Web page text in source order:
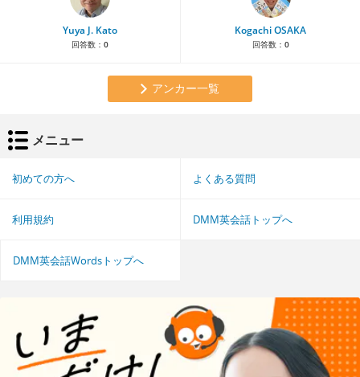
Yuya J. Kato
回答数： 0
Kogachi OSAKA
回答数： 0
アンカー一覧
メニュー
初めての方へ よくある質問
利用規約 DMM英会話トップへ
DMM英会話Wordsトップへ